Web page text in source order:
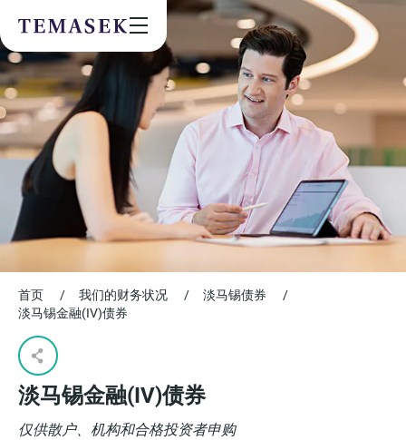
首页 / 我们的财务状况 / 淡马锡债券
/
淡马锡金融(IV)债券
淡马锡金融(IV)债券
仅供散户、机构和合格投资者申购
Community
Future & Trends
Sustainability
By checking this box, I agree to the
privacy terms
on the website.